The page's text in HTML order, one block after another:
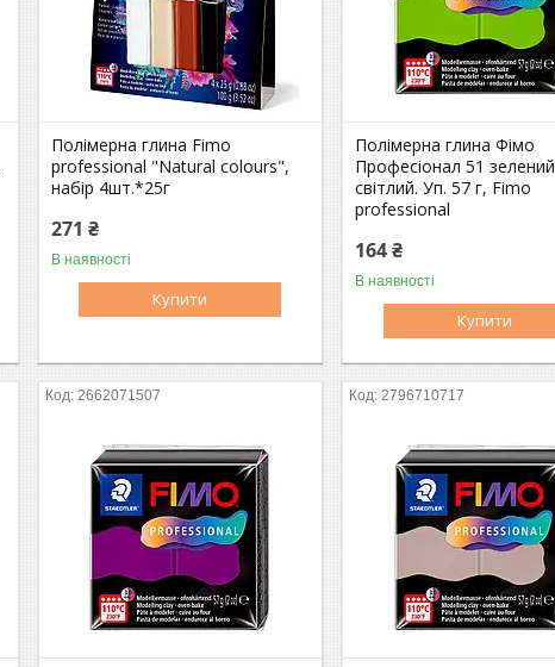
Полімерна глина Fimo
professional "Natural colours",
набір 4шт.*25г
271 ₴
В наявності
Купити
Полімерна глина Фімо
Професіонал 51 зелений
світлий. Уп. 57 г, Fimo
professional
164 ₴
В наявності
Купити
2662071507 2796710717